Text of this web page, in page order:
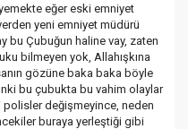
yemekte eğer eski emniyet
yeni emniyet müdürü
bu Çubuğun haline vay, zaten
bilmeyen yok, Allahışkına
gözüne baka baka böyle
bu çubukta bu vahim olaylar
değişmeyince, neden
buraya yerleştiği gibi